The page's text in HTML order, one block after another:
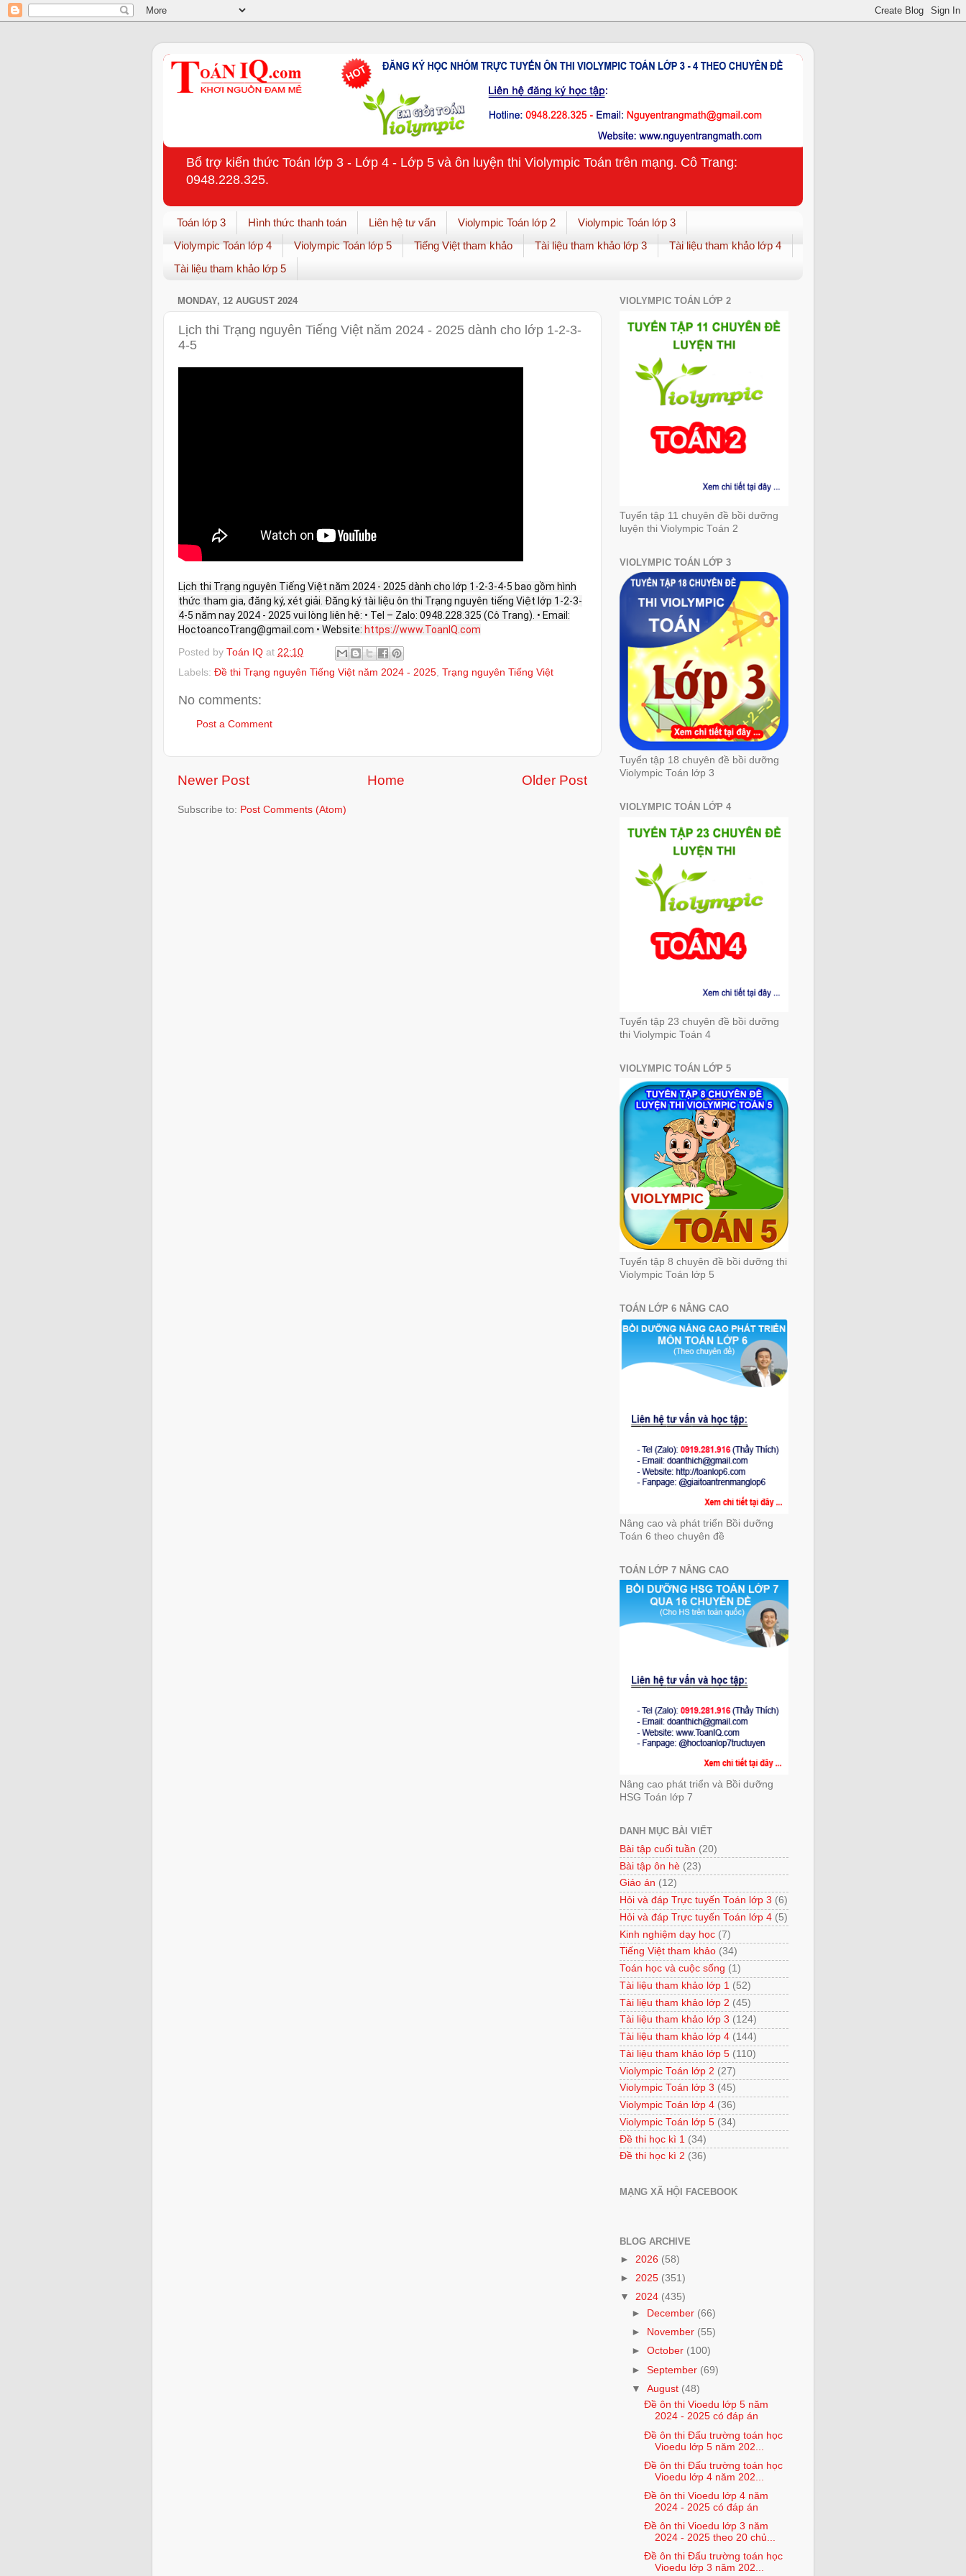
Bổ trợ kiến thức Toán lớp 3 - Lớp 4 - Lớp 5 và ôn luyện thi Violympic Toán trên mạng. Cô Trang:
0948.228.325.
Toán lớp 3 Hình thức thanh toán Liên hệ tư vấn Violympic Toán lớp 2
Violympic Toán lớp 3
Violympic Toán lớp 4
Violympic Toán lớp 5 Tiếng Việt tham khảo Tài liệu tham khảo lớp 3
Tài liệu tham khảo lớp 4
Tài liệu tham khảo lớp 5
MONDAY, 12 AUGUST 2024
Lịch thi Trạng nguyên Tiếng Việt năm 2024 - 2025 dành cho lớp 1-2-3-
4-5
Lịch thi Trạng nguyên Tiếng Việt năm 2024 - 2025 dành cho lớp 1-2-3-4-5 bao gồm hình
thức tham gia, đăng ký, xét giải. Đăng ký tài liệu ôn thi Trạng nguyên tiếng Việt lớp 1-2-3-
4-5 năm nay 2024 - 2025 vui lòng liên hệ: • Tel – Zalo: 0948.228.325 (Cô Trang). • Email:
HoctoancoTrang@gmail.com • Website: https://www.ToanIQ.com
Posted by Toán IQ at 22:10
Labels: Đề thi Trạng nguyên Tiếng Việt năm 2024 - 2025, Trạng nguyên Tiếng Việt
No comments:
Post a Comment
Newer Post Older Post
Home
Subscribe to: Post Comments (Atom)
VIOLYMPIC TOÁN LỚP 2
Tuyển tập 11 chuyên đề bồi dưỡng
luyện thi Violympic Toán 2
VIOLYMPIC TOÁN LỚP 3
Tuyển tập 18 chuyên đề bồi dưỡng
Violympic Toán lớp 3
VIOLYMPIC TOÁN LỚP 4
Tuyển tập 23 chuyên đề bồi dưỡng
thi Violympic Toán 4
VIOLYMPIC TOÁN LỚP 5
Tuyển tập 8 chuyên đề bồi dưỡng thi
Violympic Toán lớp 5
TOÁN LỚP 6 NÂNG CAO
Nâng cao và phát triển Bồi dưỡng
Toán 6 theo chuyên đề
TOÁN LỚP 7 NÂNG CAO
Nâng cao phát triển và Bồi dưỡng
HSG Toán lớp 7
DANH MỤC BÀI VIẾT
Bài tập cuối tuần (20)
Bài tập ôn hè (23)
Giáo án (12)
Hỏi và đáp Trực tuyến Toán lớp 3 (6)
Hỏi và đáp Trực tuyến Toán lớp 4 (5)
Kinh nghiệm dạy học (7)
Tiếng Việt tham khảo (34)
Toán học và cuộc sống (1)
Tài liệu tham khảo lớp 1 (52)
Tài liệu tham khảo lớp 2 (45)
Tài liệu tham khảo lớp 3 (124)
Tài liệu tham khảo lớp 4 (144)
Tài liệu tham khảo lớp 5 (110)
Violympic Toán lớp 2 (27)
Violympic Toán lớp 3 (45)
Violympic Toán lớp 4 (36)
Violympic Toán lớp 5 (34)
Đề thi học kì 1 (34)
Đề thi học kì 2 (36)
MẠNG XÃ HỘI FACEBOOK
BLOG ARCHIVE
► 2026 (58)
► 2025 (351)
▼ 2024 (435)
►
December (66)
►
November (55)
►October (100)
►September (69)
▼August (48)
Đề ôn thi Vioedu lớp 5 năm
2024 - 2025 có đáp án
Đề ôn thi Đấu trường toán học
Vioedu lớp 5 năm 202...
Đề ôn thi Đấu trường toán học
Vioedu lớp 4 năm 202...
Đề ôn thi Vioedu lớp 4 năm
2024 - 2025 có đáp án
Đề ôn thi Vioedu lớp 3 năm
2024 - 2025 theo 20 chủ...
Đề ôn thi Đấu trường toán học
Vioedu lớp 3 năm 202...